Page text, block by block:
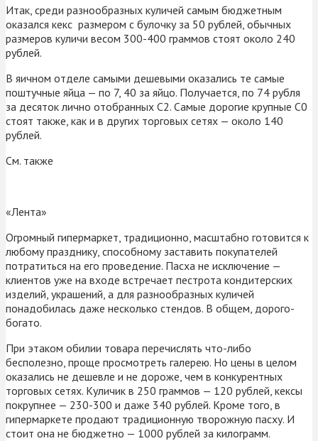
Итак, среди разнообразных куличей самым бюджетным
оказался кекс размером с булочку за 50 рублей, обычных
размеров куличи весом 300-400 граммов стоят около 240
рублей.
В яичном отделе самыми дешевыми оказались те самые
поштучные яйца — по 7, 40 за яйцо. Получается, по 74 рубля
за десяток лично отобранных С2. Самые дорогие крупные С0
стоят также, как и в других торговых сетях — около 140
рублей.
См. также
«Лента»
Огромный гипермаркет, традиционно, масштабно готовится к
любому празднику, способному заставить покупателей
потратиться на его проведение. Пасха не исключение —
клиентов уже на входе встречает пестрота кондитерских
изделий, украшений, а для разнообразных куличей
понадобилась даже несколько стендов. В общем, дорого-
богато.
При этаком обилии товара перечислять что-либо
бесполезно, проще просмотреть галерею. Но цены в целом
оказались не дешевле и не дороже, чем в конкурентных
торговых сетях. Куличик в 250 граммов — 120 рублей, кексы
покрупнее — 230-300 и даже 340 рублей. Кроме того, в
гипермаркете продают традиционную творожную пасху. И
стоит она не бюджетно — 1000 рублей за килограмм.